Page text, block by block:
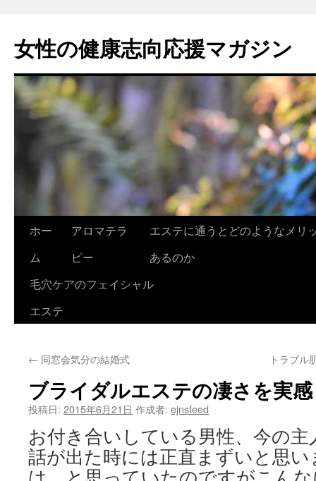
女性の健康志向応援マガジン
テ
へ
ス
キ
ッ
プ
ホー
ム
アロマテラ
ピー
エステに通うとどのようなメリ
あるのか
毛穴ケアのフェイシャル
エステ
← 同窓会気分の結婚式 トラブル
ブライダルエステの凄さを実
投稿日: 2015年6月21日 作成者: ejnsfeed
お付き合いしている男性、今の
話が出た時には正直まずいと思